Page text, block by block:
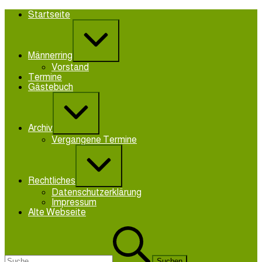
Zum
Startseite
Männerring
Vorstand
Termine
Gästebuch
Archiv
Vergangene Termine
Rechtliches
Datenschutzerklärung
Impressum
Alte Webseite